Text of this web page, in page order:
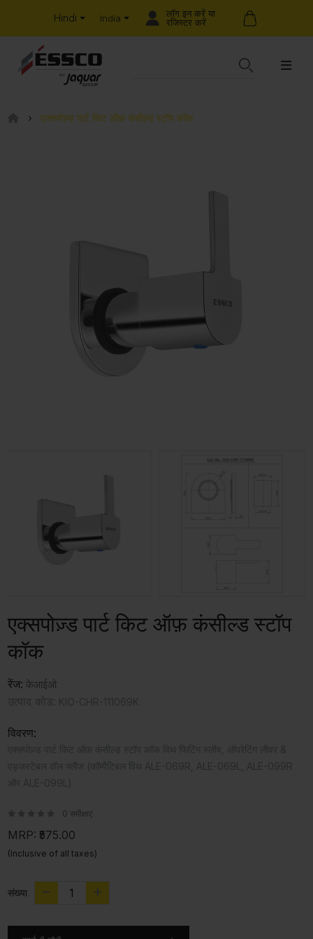
Hindi India
लॉग इन करें या
रजिस्टर करें
एक्सपोज़्ड पार्ट किट ऑफ़ कंसील्ड स्टॉप कॉक
एक्सपोज़्ड पार्ट किट ऑफ़ कंसील्ड स्टॉप
कॉक
रेंज: केआईओ
विवरण:
0 समीक्षाएं
MRP: ₹575.00
(Inclusive of all taxes)
संख्या